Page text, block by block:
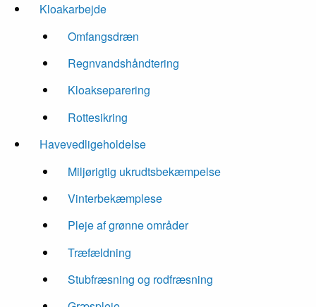
Kloakarbejde
Omfangsdræn
Regnvandshåndtering
Kloakseparering
Rottesikring
Havevedligeholdelse
Miljørigtig ukrudtsbekæmpelse
Vinterbekæmplese
Pleje af grønne områder
Træfældning
Stubfræsning og rodfræsning